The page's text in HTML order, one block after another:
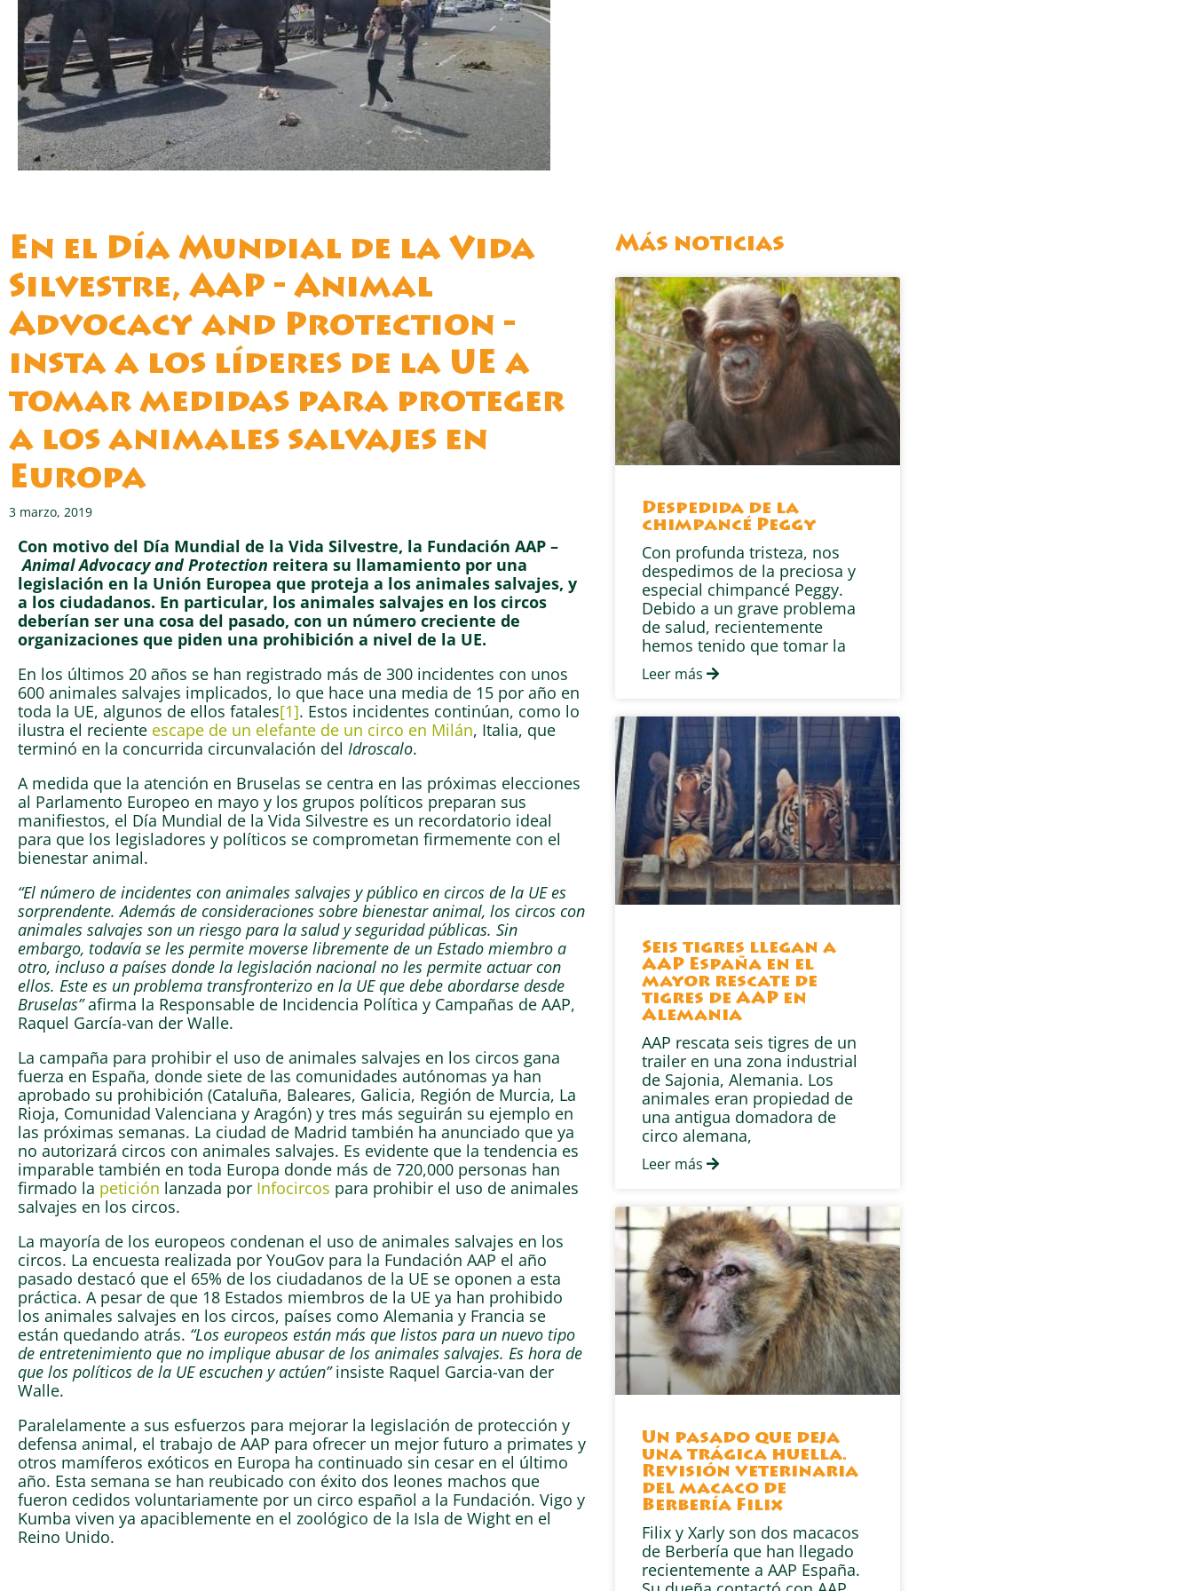
En el Día Mundial de la Vida
Silvestre, AAP - Animal
Advocacy and Protection -
insta a los líderes de la UE a
tomar medidas para proteger
a los animales salvajes en
Europa
3 marzo, 2019
Con motivo del Día Mundial de la Vida Silvestre, la Fundación AAP –
Animal Advocacy and Protection reitera su llamamiento por una
legislación en la Unión Europea que proteja a los animales salvajes, y
a los ciudadanos. En particular, los animales salvajes en los circos
deberían ser una cosa del pasado, con un número creciente de
organizaciones que piden una prohibición a nivel de la UE.
En los últimos 20 años se han registrado más de 300 incidentes con unos
600 animales salvajes implicados, lo que hace una media de 15 por año en
toda la UE, algunos de ellos fatales[1]. Estos incidentes continúan, como lo
ilustra el reciente escape de un elefante de un circo en Milán, Italia, que
terminó en la concurrida circunvalación del Idroscalo.
A medida que la atención en Bruselas se centra en las próximas elecciones
al Parlamento Europeo en mayo y los grupos políticos preparan sus
manifiestos, el Día Mundial de la Vida Silvestre es un recordatorio ideal
para que los legisladores y políticos se comprometan firmemente con el
bienestar animal.
“El número de incidentes con animales salvajes y público en circos de la UE es
sorprendente. Además de consideraciones sobre bienestar animal, los circos con
animales salvajes son un riesgo para la salud y seguridad públicas. Sin
embargo, todavía se les permite moverse libremente de un Estado miembro a
otro, incluso a países donde la legislación nacional no les permite actuar con
ellos. Este es un problema transfronterizo en la UE que debe abordarse desde
Bruselas”afirma la Responsable de Incidencia Política y Campañas de AAP,
Raquel García-van der Walle.
La campaña para prohibir el uso de animales salvajes en los circos gana
fuerza en España, donde siete de las comunidades autónomas ya han
aprobado su prohibición (Cataluña, Baleares, Galicia, Región de Murcia, La
Rioja, Comunidad Valenciana y Aragón) y tres más seguirán su ejemplo en
las próximas semanas. La ciudad de Madrid también ha anunciado que ya
no autorizará circos con animales salvajes. Es evidente que la tendencia es
imparable también en toda Europa donde más de 720,000 personas han
firmado la petición lanzada por Infocircos para prohibir el uso de animales
salvajes en los circos.
La mayoría de los europeos condenan el uso de animales salvajes en los
circos. La encuesta realizada por YouGov para la Fundación AAP el año
pasado destacó que el 65% de los ciudadanos de la UE se oponen a esta
práctica. A pesar de que 18 Estados miembros de la UE ya han prohibido
los animales salvajes en los circos, países como Alemania y Francia se
están quedando atrás. “Los europeos están más que listos para un nuevo tipo
de entretenimiento que no implique abusar de los animales salvajes. Es hora de
que los políticos de la UE escuchen y actúen”insiste Raquel Garcia-van der
Walle.
Paralelamente a sus esfuerzos para mejorar la legislación de protección y
defensa animal, el trabajo de AAP para ofrecer un mejor futuro a primates y
otros mamíferos exóticos en Europa ha continuado sin cesar en el último
año. Esta semana se han reubicado con éxito dos leones machos que
fueron cedidos voluntariamente por un circo español a la Fundación. Vigo y
Kumba viven ya apaciblemente en el zoológico de la Isla de Wight en el
Reino Unido.
Más noticias
Despedida de la
chimpancé Peggy
Con profunda tristeza, nos
despedimos de la preciosa y
especial chimpancé Peggy.
Debido a un grave problema
de salud, recientemente
hemos tenido que tomar la
Leer más
Seis tigres llegan a
AAP España en el
mayor rescate de
tigres de AAP en
Alemania
AAP rescata seis tigres de un
trailer en una zona industrial
de Sajonia, Alemania. Los
animales eran propiedad de
una antigua domadora de
circo alemana,
Leer más
Un pasado que deja
una trágica huella.
Revisión veterinaria
del macaco de
Berbería Filix
Filix y Xarly son dos macacos
de Berbería que han llegado
recientemente a AAP España.